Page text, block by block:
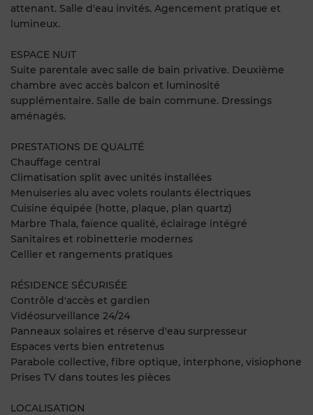
attenant. Salle d'eau invités. Agencement pratique et
lumineux.
ESPACE NUIT
Suite parentale avec salle de bain privative. Deuxième
chambre avec accès balcon et luminosité
supplémentaire. Salle de bain commune. Dressings
aménagés.
PRESTATIONS DE QUALITÉ
Chauffage central
Climatisation split avec unités installées
Menuiseries alu avec volets roulants électriques
Cuisine équipée (hotte, plaque, plan quartz)
Marbre Thala, faïence qualité, éclairage intégré
Sanitaires et robinetterie modernes
Cellier et rangements pratiques
RÉSIDENCE SÉCURISÉE
Contrôle d'accès et gardien
Vidéosurveillance 24/24
Panneaux solaires et réserve d'eau surpresseur
Espaces verts bien entretenus
Parabole collective, fibre optique, interphone, visiophone
Prises TV dans toutes les pièces
LOCALISATION